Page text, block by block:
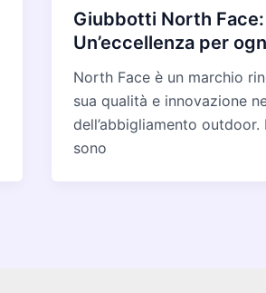
Giubbotti North Face:
Un’eccellenza per
North Face è un marchio
sua qualità e innovazione
dell’abbigliamento
sono